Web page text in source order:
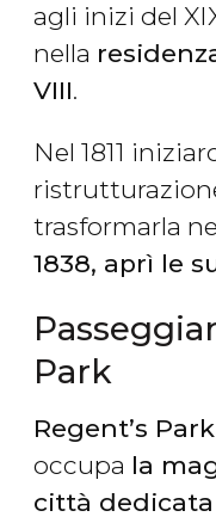
agli inizi del
nella
VIII.
Nel 1811
trasformarla
1838, aprì le
Park
Regent’s Park
occupa la
città dedicata